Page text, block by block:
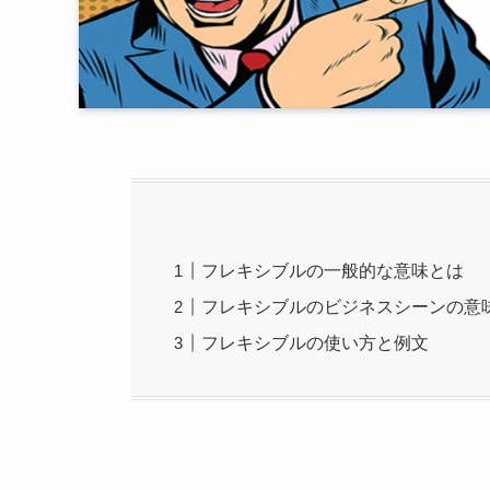
フレキシブルの一般的な意味とは
フレキシブルのビジネスシーンの意
フレキシブルの使い方と例文